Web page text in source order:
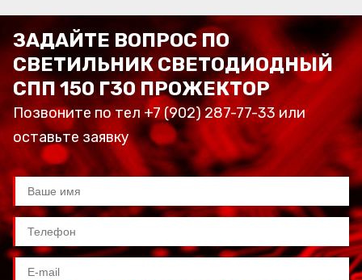
ЗАДАЙТЕ ВОПРОС ПО
СВЕТИЛЬНИК СВЕТОДИОДНЫЙ
СПП 150 Г30 ПРОЖЕКТОР
Позвоните по тел +7 (902) 287-77-33 или
оставьте заявку